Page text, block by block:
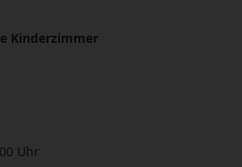
Kinderzimmer
Uhr